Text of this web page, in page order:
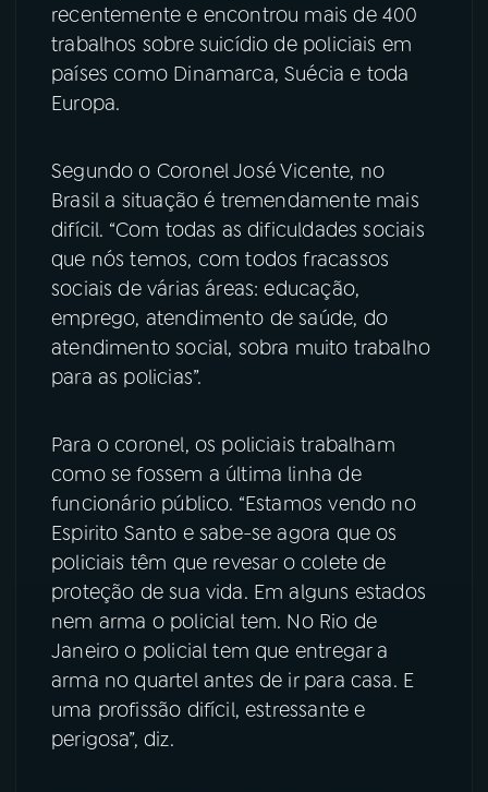
recentemente e encontrou mais de 400
trabalhos sobre suicídio de policiais em
países como Dinamarca, Suécia e toda
Europa.
Segundo o Coronel José Vicente, no
Brasil a situação é tremendamente mais
difícil. “Com todas as dificuldades sociais
que nós temos, com todos fracassos
sociais de várias áreas: educação,
emprego, atendimento de saúde, do
atendimento social, sobra muito trabalho
para as policias”.
Para o coronel, os policiais trabalham
como se fossem a última linha de
funcionário público. “Estamos vendo no
Espirito Santo e sabe-se agora que os
policiais têm que revesar o colete de
proteção de sua vida. Em alguns estados
nem arma o policial tem. No Rio de
Janeiro o policial tem que entregar a
arma no quartel antes de ir para casa. E
uma profissão difícil, estressante e
perigosa”, diz.